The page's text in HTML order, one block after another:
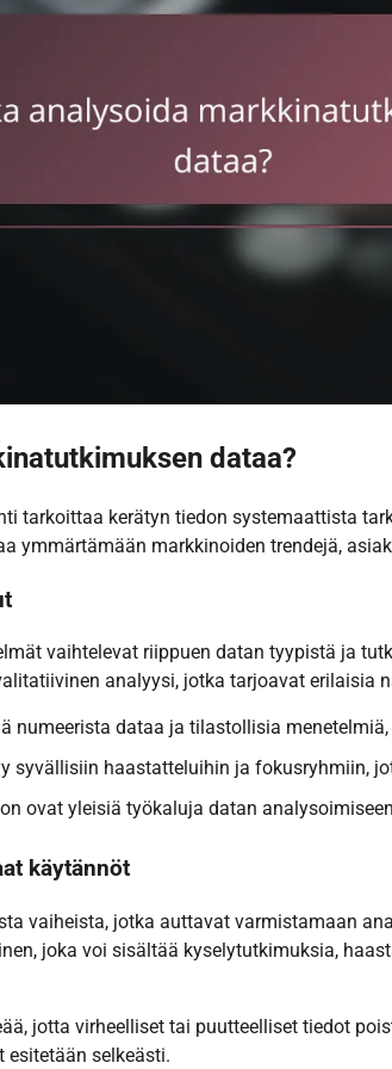
dataa?
tarkoittaa kerätyn tiedon systemaattista
ymmärtämään markkinoiden trendejä,
vaihtelevat riippuen datan tyypistä ja
analyysi, jotka tarjoavat erilaisia
numeerista dataa ja tilastollisia
syvällisiin haastatteluihin ja fokusryhmiin,
ovat yleisiä työkaluja datan
käytännöt
vaiheista, jotka auttavat varmistamaan
joka voi sisältää kyselytutkimuksia,
jotta virheelliset tai puutteelliset tiedot
selkeästi.